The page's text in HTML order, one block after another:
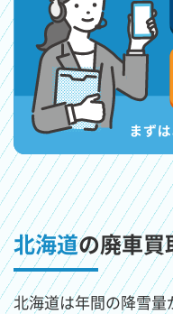
北海道の廃車買
北海道は年間の降雪